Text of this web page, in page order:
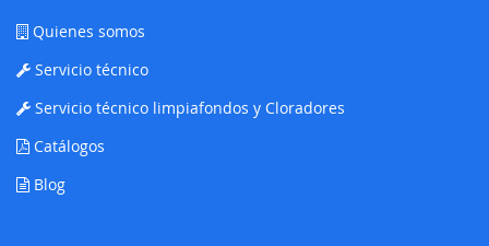
Quienes somos
Servicio técnico
Servicio técnico limpiafondos y Cloradores
Catálogos
Blog